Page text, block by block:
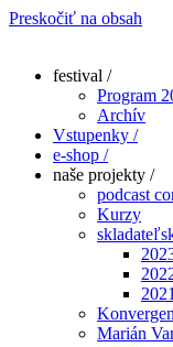
Preskočiť na obsah
festival /
Program
Archív
Vstupenky /
e-shop /
naše projekty /
podcast
Kurzy
2021
Marián